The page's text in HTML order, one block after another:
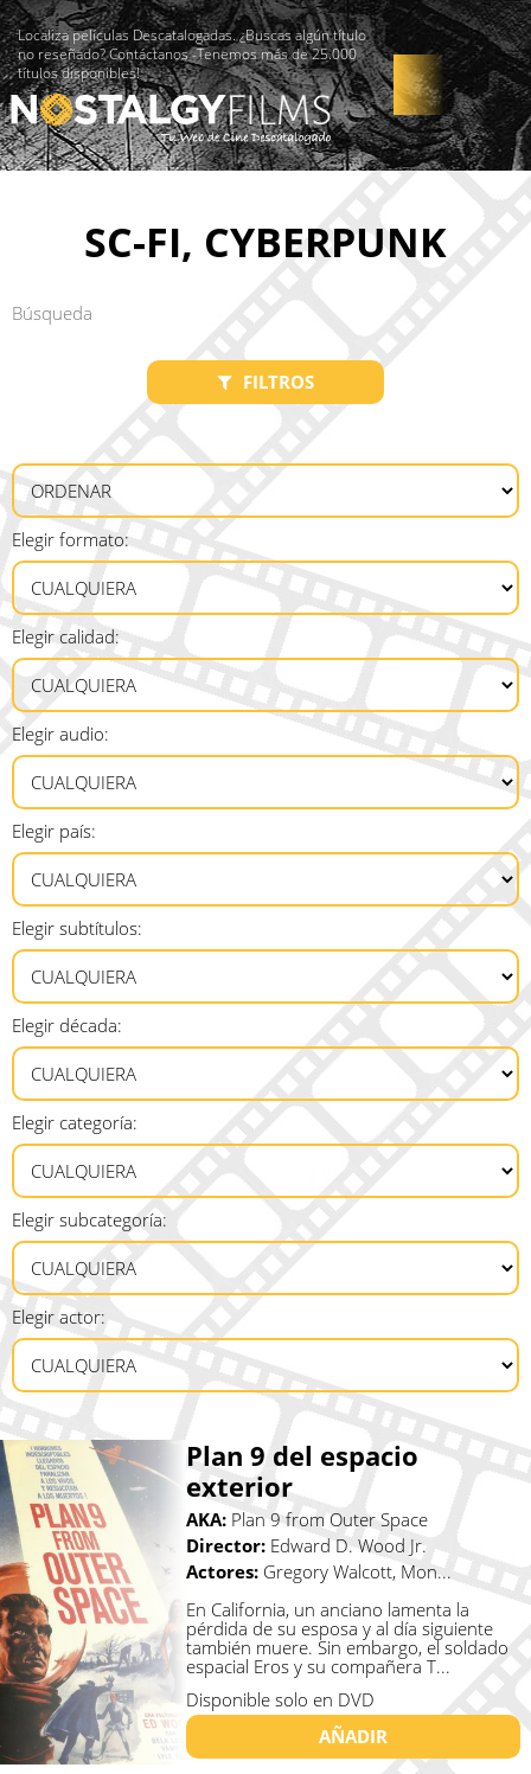
Localiza películas Descatalogadas. ¿Buscas algún título
no reseñado? Contáctanos -Tenemos más de 25.000
títulos disponibles!
SC-FI, CYBERPUNK
FILTROS
Elegir formato:
Elegir calidad:
Elegir audio:
Elegir país:
Elegir subtítulos:
Elegir década:
Elegir categoría:
Elegir subcategoría:
Elegir actor:
Plan 9 del espacio
exterior
AKA: Plan 9 from Outer Space
Director: Edward D. Wood Jr.
Actores: Gregory Walcott, Mon...
En California, un anciano lamenta la
pérdida de su esposa y al día siguiente
también muere. Sin embargo, el soldado
espacial Eros y su compañera T...
Disponible solo en DVD
AÑADIR